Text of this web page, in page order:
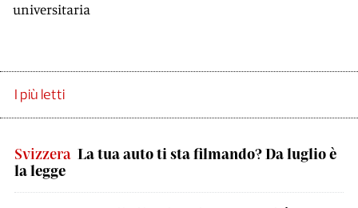
universitaria
I più letti
Svizzera La tua auto ti sta filmando? Da luglio è
la legge